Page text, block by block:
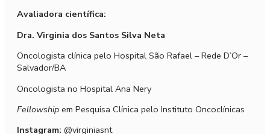
Avaliadora científica:
Dra. Virginia dos Santos Silva Neta
Oncologista clínica pelo Hospital São Rafael – Rede D’Or –
Salvador/BA
Oncologista no Hospital Ana Nery
Fellowship em Pesquisa Clínica pelo Instituto Oncoclínicas
Instagram: @virginiasnt